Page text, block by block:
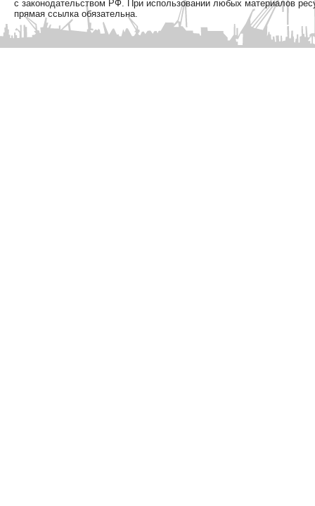
с законодательством РФ. При использовании любых материалов
прямая ссылка обязательна.